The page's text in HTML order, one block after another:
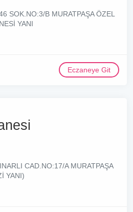
SOK.NO:3/B MURATPAŞA ÖZEL
YANI
Eczaneye Git
CAD.NO:17/A MURATPAŞA
YANI)